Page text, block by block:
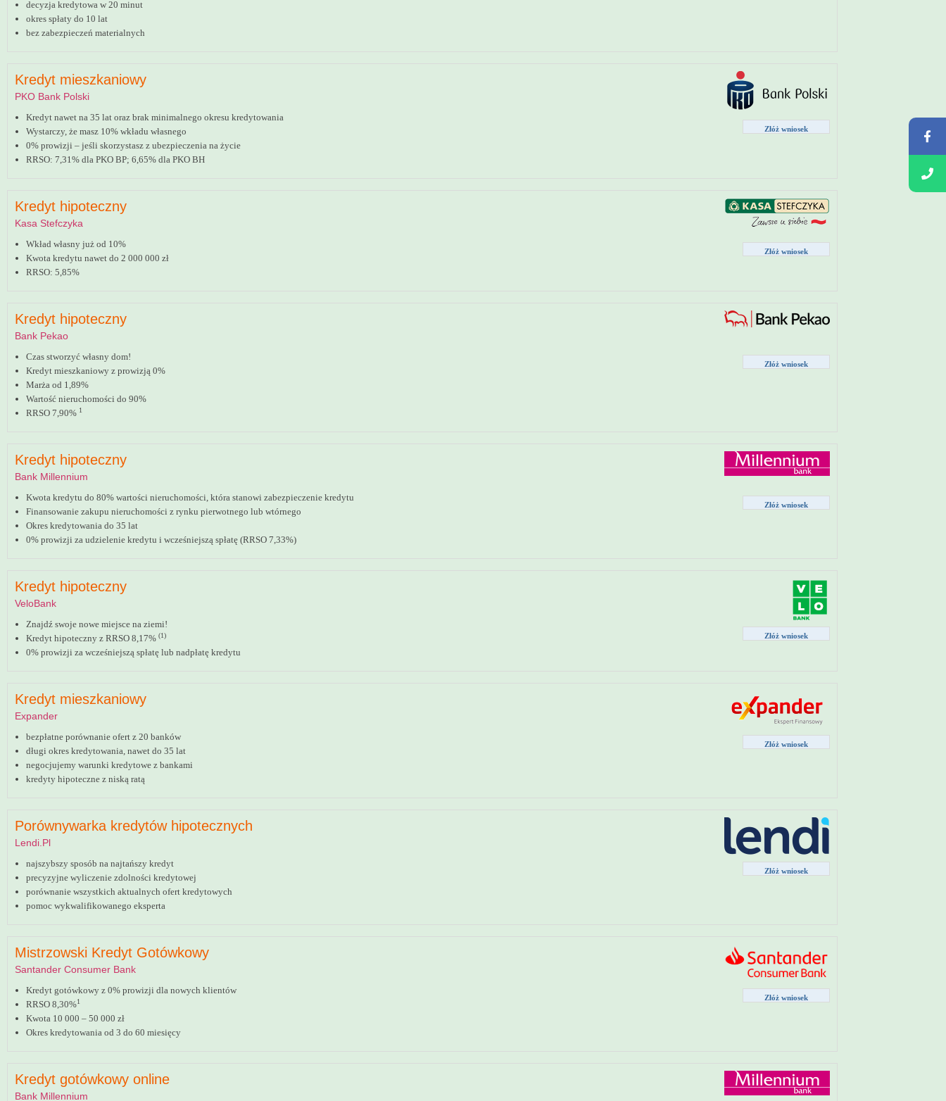
decyzja kredytowa w 20 minut
okres spłaty do 10 lat
bez zabezpieczeń materialnych
Kredyt mieszkaniowy
PKO Bank Polski
Złóż wniosek
Kredyt nawet na 35 lat oraz brak minimalnego okresu kredytowania
Wystarczy, że masz 10% wkładu własnego
0% prowizji – jeśli skorzystasz z ubezpieczenia na życie
RRSO: 7,31% dla PKO BP; 6,65% dla PKO BH
Kredyt hipoteczny
Kasa Stefczyka
Złóż wniosek
Wkład własny już od 10%
Kwota kredytu nawet do 2 000 000 zł
RRSO: 5,85%
Kredyt hipoteczny
Bank Pekao
Złóż wniosek
Czas stworzyć własny dom!
Kredyt mieszkaniowy z prowizją 0%
Marża od 1,89%
Wartość nieruchomości do 90%
RRSO 7,90% 1
Kredyt hipoteczny
Bank Millennium
Złóż wniosek
Kwota kredytu do 80% wartości nieruchomości, która stanowi zabezpieczenie kredytu
Finansowanie zakupu nieruchomości z rynku pierwotnego lub wtórnego
Okres kredytowania do 35 lat
0% prowizji za udzielenie kredytu i wcześniejszą spłatę (RRSO 7,33%)
Kredyt hipoteczny
VeloBank
Złóż wniosek
Znajdź swoje nowe miejsce na ziemi!
Kredyt hipoteczny z RRSO 8,17% (1)
0% prowizji za wcześniejszą spłatę lub nadpłatę kredytu
Kredyt mieszkaniowy
Expander
Złóż wniosek
bezpłatne porównanie ofert z 20 banków
długi okres kredytowania, nawet do 35 lat
negocjujemy warunki kredytowe z bankami
kredyty hipoteczne z niską ratą
Porównywarka kredytów hipotecznych
Lendi.pl
Złóż wniosek
najszybszy sposób na najtańszy kredyt
precyzyjne wyliczenie zdolności kredytowej
porównanie wszystkich aktualnych ofert kredytowych
pomoc wykwalifikowanego eksperta
Mistrzowski Kredyt Gotówkowy
Santander Consumer Bank
Złóż wniosek
Kredyt gotówkowy z 0% prowizji dla nowych klientów
RRSO 8,30%1
Kwota 10 000 – 50 000 zł
Okres kredytowania od 3 do 60 miesięcy
Kredyt gotówkowy online
Bank Millennium